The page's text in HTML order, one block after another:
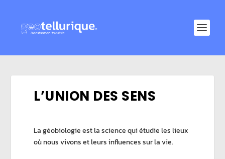
L’UNION DES SENS
La géobiologie est la science qui étudie les lieux
où nous vivons et leurs influences sur la vie.